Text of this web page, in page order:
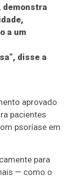
demonstra
a um
disse a
aprovado
pacientes
psoríase em
para
— como o